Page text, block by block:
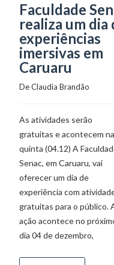
Faculdade
realiza um dia
experiências
imersivas em
Caruaru
De Claudia Brandão
As atividades serão
gratuitas e acontecem na
quinta (04.12) A
Senac, em Caruaru, vai
oferecer um dia de
experiência com
gratuitas para o público.
ação acontece no
dia 04 de dezembro,